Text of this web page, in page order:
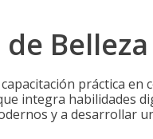
Belleza
práctica
integra habilidades
y a desarrollar